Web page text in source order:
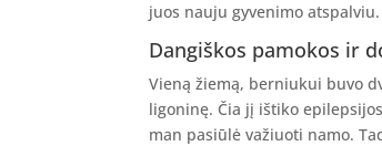
juos nauju gyvenimo atspalviu.
Dangiškos pamokos ir
Vieną žiemą, berniukui buvo
ligoninę. Čia jį ištiko
man pasiūlė važiuoti namo.